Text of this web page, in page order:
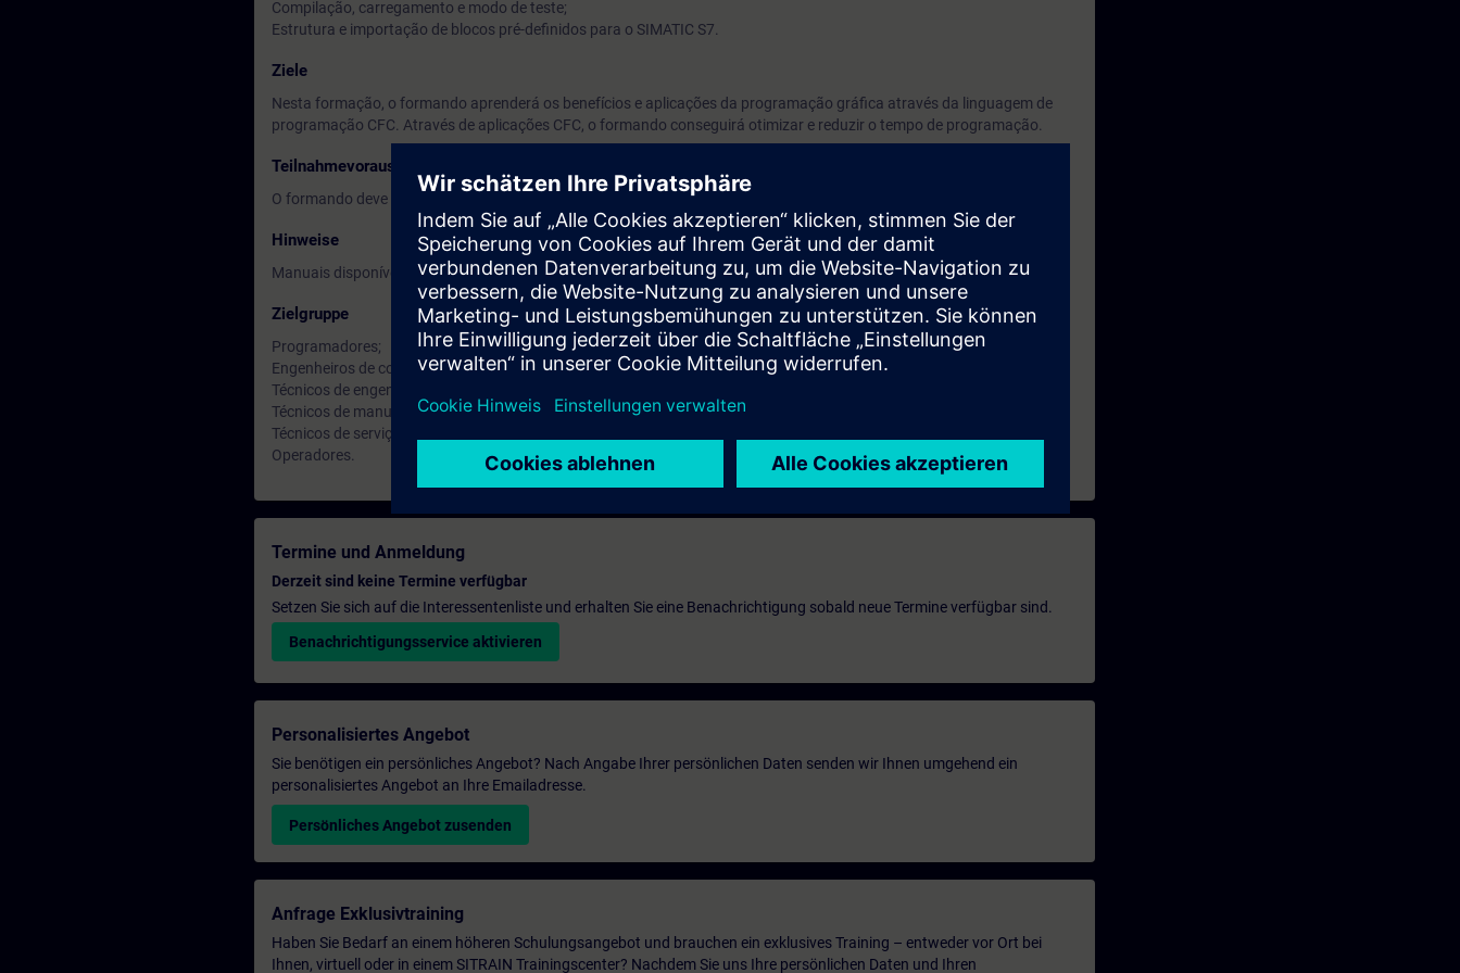
Compilação, carregamento e modo de teste;
Estrutura e importação de blocos pré-definidos para o SIMATIC S7.
Ziele
Nesta formação, o formando aprenderá os benefícios e aplicações da programação gráfica através da linguagem de
programação CFC. Através de aplicações CFC, o formando conseguirá otimizar e reduzir o tempo de programação.
Teilnahmevoraussetzung
O formando deve ter conhecimentos de SIMATIC S7 equivalentes aos cursos ST-SERV2 ou ST-PRO2.
Hinweise
Manuais disponíveis em Inglês.
Zielgruppe
Programadores;
Engenheiros de comissionamento;
Técnicos de engenharia;
Técnicos de manutenção;
Técnicos de serviço;
Operadores.
Termine und Anmeldung
Derzeit sind keine Termine verfügbar
Setzen Sie sich auf die Interessentenliste und erhalten Sie eine Benachrichtigung sobald neue Termine verfügbar sind.
Benachrichtigungsservice aktivieren
Personalisiertes Angebot
Sie benötigen ein persönliches Angebot? Nach Angabe Ihrer persönlichen Daten senden wir Ihnen umgehend ein
personalisiertes Angebot an Ihre Emailadresse.
Persönliches Angebot zusenden
Anfrage Exklusivtraining
Haben Sie Bedarf an einem höheren Schulungsangebot und brauchen ein exklusives Training – entweder vor Ort bei
Ihnen, virtuell oder in einem SITRAIN Trainingscenter? Nachdem Sie uns Ihre persönlichen Daten und Ihren